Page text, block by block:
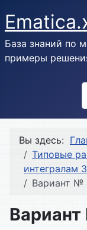
База знаний по
примеры
Вы здесь:
Типовые
интегралам 3
Вариант №